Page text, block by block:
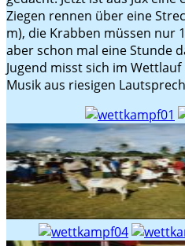
Ziegen rennen über eine
m), die Krabben müssen nur
aber schon mal eine Stunde
Jugend misst sich im
Musik aus riesigen